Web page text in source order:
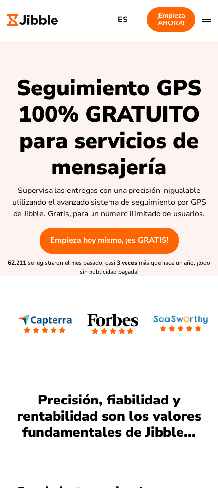
ES
¡Empieza
AHORA!
Seguimiento GPS
100% GRATUITO
para servicios de
mensajería
Supervisa las entregas con una precisión inigualable
utilizando el avanzado sistema de seguimiento por GPS
de Jibble. Gratis, para un número ilimitado de usuarios.
Empieza hoy mismo, ¡es GRATIS!
62.211se registraron el mes pasado, casi 3 veces más que hace un año, ¡todo
sin publicidad pagada!
Precisión, fiabilidad y
rentabilidad son los valores
fundamentales de Jibble...